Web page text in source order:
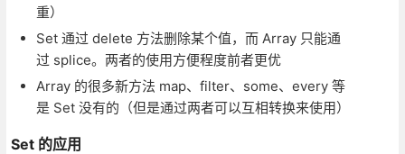
重）
Set 通过 delete 方法删除某个值，而 Array 只能通
过 splice。两者的使用方便程度前者更优
Array 的很多新方法 map、filter、some、every 等
是 Set 没有的（但是通过两者可以互相转换来使用）
Set 的应用